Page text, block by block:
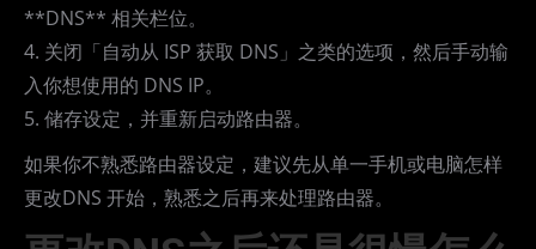
**DNS** 相关栏位。
4. 关闭「自动从 ISP 获取 DNS」之类的选项，然后手动输
入你想使用的 DNS IP。
5. 储存设定，并重新启动路由器。
如果你不熟悉路由器设定，建议先从单一手机或电脑怎样
更改DNS 开始，熟悉之后再来处理路由器。